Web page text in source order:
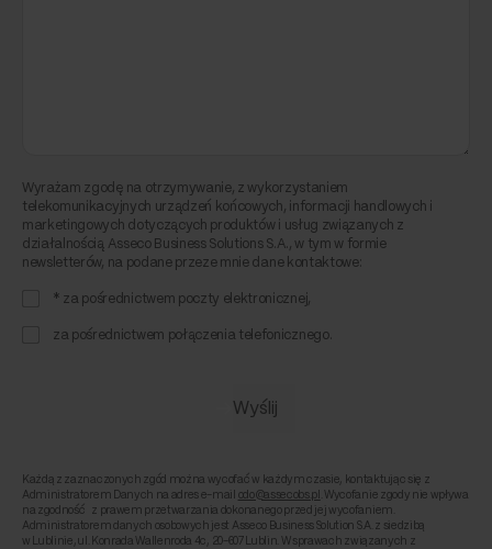
Wyrażam zgodę na otrzymywanie, z wykorzystaniem
telekomunikacyjnych urządzeń końcowych, informacji handlowych i
marketingowych dotyczących produktów i usług związanych z
działalnością Asseco Business Solutions S.A., w tym w formie
newsletterów, na podane przeze mnie dane kontaktowe:
* za pośrednictwem poczty elektronicznej,
za pośrednictwem połączenia telefonicznego.
Każdą z zaznaczonych zgód można wycofać w każdym czasie, kontaktując się z
Administratorem Danych na adres e-mail odo@assecobs.pl
. Wycofanie zgody nie wpływa
na zgodność z prawem przetwarzania dokonanego przed jej wycofaniem.
Administratorem danych osobowych jest Asseco Business Solution S.A. z siedzibą
w Lublinie, ul. Konrada Wallenroda 4c, 20-607 Lublin. W sprawach związanych z